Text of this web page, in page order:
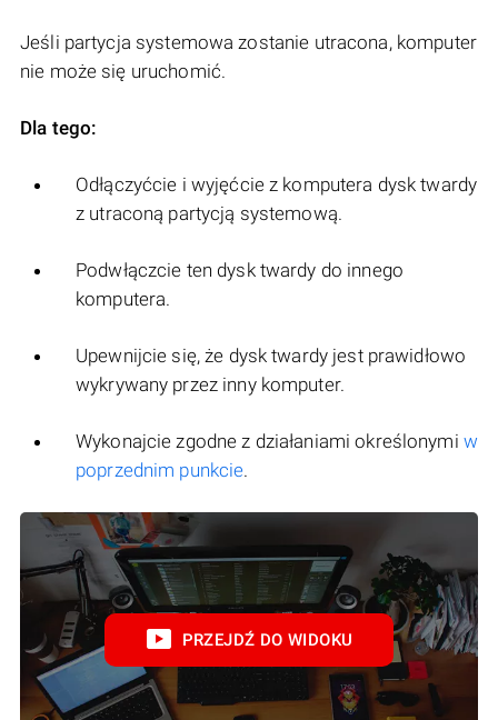
Jeśli partycja systemowa zostanie utracona, komputer
nie może się uruchomić.
Dla tego:
Odłączyćcie i wyjęćcie z komputera dysk twardy
z utraconą partycją systemową.
Podwłączcie ten dysk twardy do innego
komputera.
Upewnijcie się, że dysk twardy jest prawidłowo
wykrywany przez inny komputer.
Wykonajcie zgodne z działaniami określonymi w
poprzednim punkcie.
PRZEJDŹ DO WIDOKU